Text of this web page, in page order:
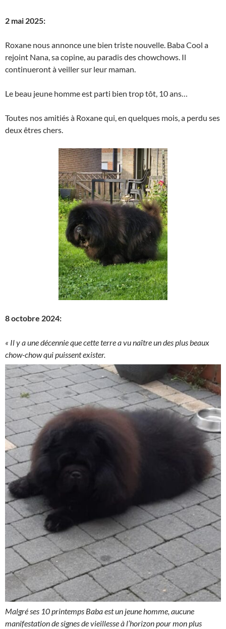
2 mai 2025:
Roxane nous annonce une bien triste nouvelle. Baba Cool a
rejoint Nana, sa copine, au paradis des chowchows. Il
continueront à veiller sur leur maman.
Le beau jeune homme est parti bien trop tôt, 10 ans…
Toutes nos amitiés à Roxane qui, en quelques mois, a perdu ses
deux êtres chers.
8 octobre 2024:
« Il y a une décennie que cette terre a vu naître un des plus beaux
chow-chow qui puissent exister.
Malgré ses 10 printemps Baba est un jeune homme, aucune
manifestation de signes de vieillesse à l’horizon pour mon plus